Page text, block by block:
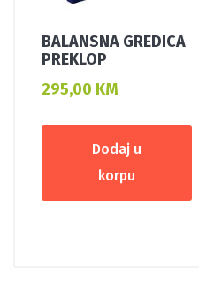
BALANSNA GREDICA
PREKLOP
295,00 KM
Dodaj u
korpu